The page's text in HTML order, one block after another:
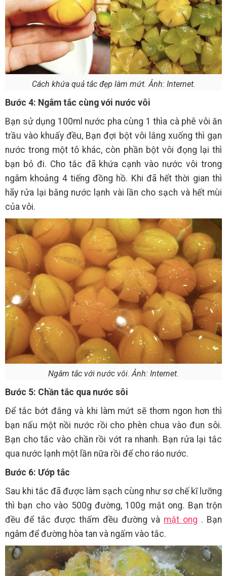
Cách khứa quả tắc đẹp làm mứt. Ảnh: Internet.
Bước 4: Ngâm tắc cùng với nước vôi
Bạn sử dụng 100ml nước pha cùng 1 thìa cà phê vôi ăn
trầu vào khuấy đều, Bạn đợi bột vôi lắng xuống thì gạn
nước trong một tô khác, còn phần bột vôi đọng lại thì
bạn bỏ đi. Cho tắc đã khứa cạnh vào nước vôi trong
ngâm khoảng 4 tiếng đồng hồ. Khi đã hết thời gian thì
hãy rửa lại bằng nước lạnh vài lần cho sạch và hết mùi
của vôi.
Ngâm tắc với nước vôi. Ảnh: Internet.
Bước 5: Chần tắc qua nước sôi
Để tắc bớt đắng và khi làm mứt sẽ thơm ngon hơn thì
bạn nấu một nồi nước rồi cho phèn chua vào đun sôi.
Bạn cho tắc vào chần rồi vớt ra nhanh. Bạn rửa lại tắc
qua nước lạnh một lần nữa rồi để cho ráo nước.
Bước 6: Ướp tắc
Sau khi tắc đã được làm sạch cùng như sơ chế kĩ lưỡng
thì bạn cho vào 500g đường, 100g mật ong. Bạn trộn
đều để tắc được thấm đều đường và mật ong . Bạn
ngâm để đường hòa tan và ngấm vào tắc.